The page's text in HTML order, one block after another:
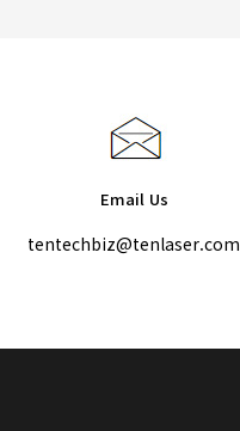
Email Us
tentechbiz@tenlaser.com